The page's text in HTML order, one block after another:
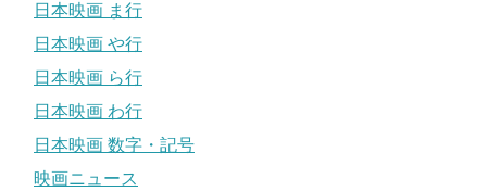
日本映画 ま行
日本映画 や行
日本映画 ら行
日本映画 わ行
日本映画 数字・記号
映画ニュース